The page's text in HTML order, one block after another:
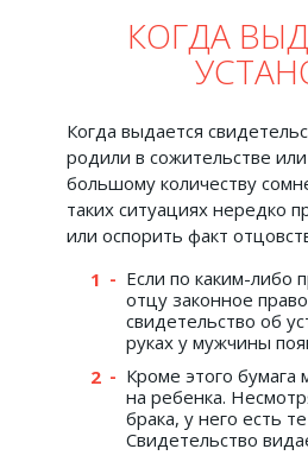
КОГДА
Когда выдается
родили в сожительстве
большому количеству
таких ситуациях нередко
или оспорить факт
Если по каким-либо
отцу законное
свидетельство об
руках у мужчины
Кроме этого
на ребенка.
брака, у него есть
Свидетельство